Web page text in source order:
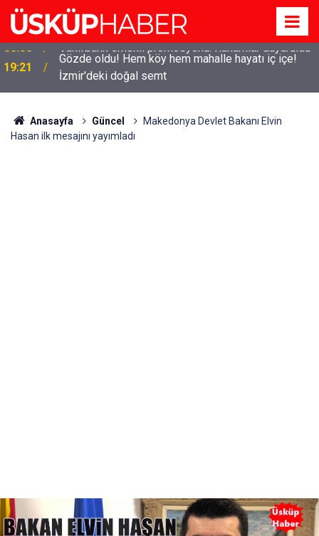
19:21
Gözde oldu! Hem köy hem mahalle hayatı iç içe!
İzmir'deki doğal semt
Anasayfa Güncel
Makedonya Devlet Bakanı Elvin
Hasan ilk mesajını yayımladı